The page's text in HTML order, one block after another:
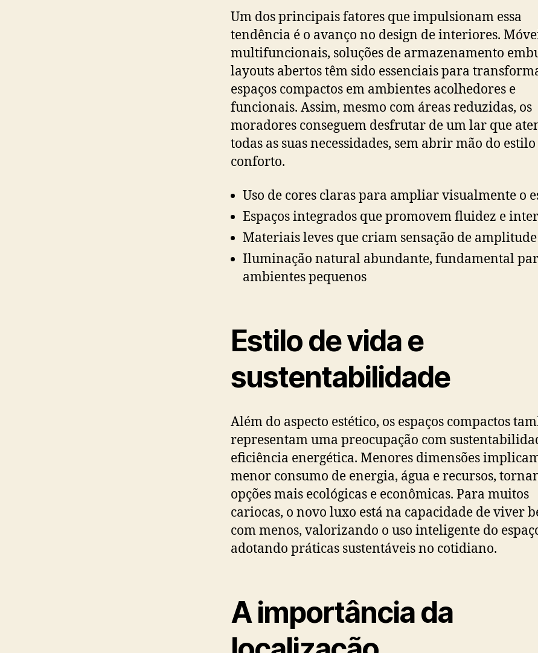
Um dos principais fatores que impulsionam essa
tendência é o avanço no design de interiores.
multifuncionais, soluções de armazenamento
layouts abertos têm sido essenciais para
espaços compactos em ambientes acolhedores e
funcionais. Assim, mesmo com áreas reduzidas, os
moradores conseguem desfrutar de um lar que
todas as suas necessidades, sem abrir mão do estilo
conforto.
Uso de cores claras para ampliar visualmente o
Espaços integrados que promovem fluidez e
Materiais leves que criam sensação de amplitude
Iluminação natural abundante, fundamental
ambientes pequenos
Estilo de vida e
sustentabilidade
Além do aspecto estético, os espaços compactos
representam uma preocupação com
eficiência energética. Menores dimensões
menor consumo de energia, água e recursos,
opções mais ecológicas e econômicas. Para muitos
cariocas, o novo luxo está na capacidade de viver
com menos, valorizando o uso inteligente do
adotando práticas sustentáveis no cotidiano.
A importância da